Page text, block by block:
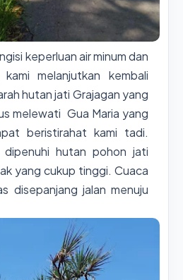
keperluan air minum dan
melanjutkan kembali
hutan jati Grajagan yang
melewati Gua Maria yang
beristirahat kami tadi.
dipenuhi hutan pohon jati
yang cukup tinggi. Cuaca
disepanjang jalan menuju